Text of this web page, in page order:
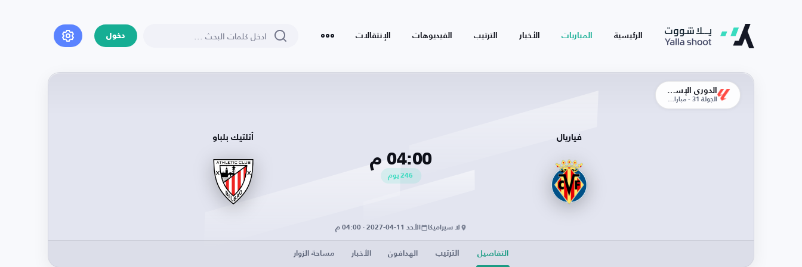
الرئيسية المباريات الأخبار الترتيب الفيديوهات الإنتقالات دخول
الجولة 31 - مباراة الإياب
فياريال
04:00 م
246 يوم
أتلتيك بلباو
لا سيراميكا الأحد 11-04-2027 · 04:00 م
التفاصيل الترتيب الهدافون الأخبار مساحة الزوار